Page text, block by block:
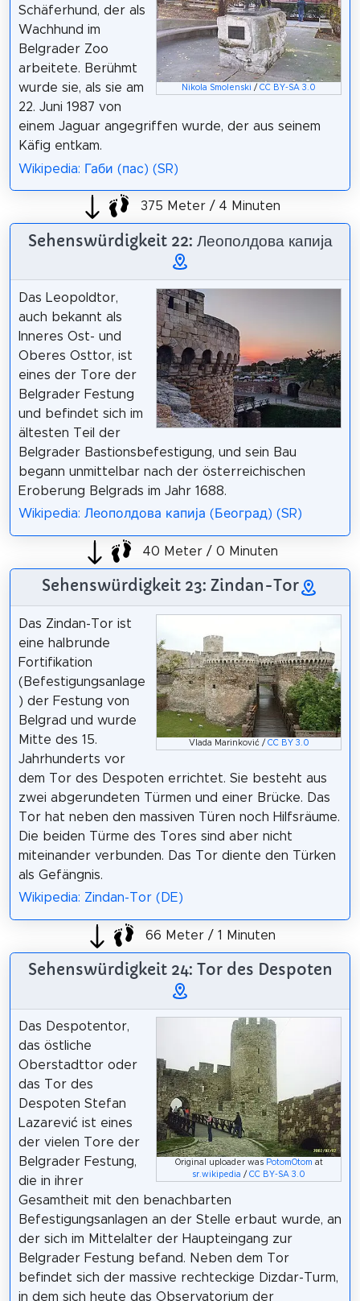
Nikola Smolenski /CC BY-SA 3.0
Schäferhund, der als
Wachhund im
Belgrader Zoo
arbeitete. Berühmt
wurde sie, als sie am
22. Juni 1987 von
einem Jaguar angegriffen wurde, der aus seinem
Käfig entkam.
Wikipedia: Габи (пас) (SR)
375 Meter / 4 Minuten
Sehenswürdigkeit 22: Леополдова капија
Das Leopoldtor,
auch bekannt als
Inneres Ost- und
Oberes Osttor, ist
eines der Tore der
Belgrader Festung
und befindet sich im
ältesten Teil der
Belgrader Bastionsbefestigung, und sein Bau
begann unmittelbar nach der österreichischen
Eroberung Belgrads im Jahr 1688.
Wikipedia: Леополдова капија (Београд) (SR)
40 Meter / 0 Minuten
Sehenswürdigkeit 23: Zindan-Tor
Vlada Marinković / CC BY 3.0
Das Zindan-Tor ist
eine halbrunde
Fortifikation
(Befestigungsanlage
) der Festung von
Belgrad und wurde
Mitte des 15.
Jahrhunderts vor
dem Tor des Despoten errichtet. Sie besteht aus
zwei abgerundeten Türmen und einer Brücke. Das
Tor hat neben den massiven Türen noch Hilfsräume.
Die beiden Türme des Tores sind aber nicht
miteinander verbunden. Das Tor diente den Türken
als Gefängnis.
Wikipedia: Zindan-Tor (DE)
66 Meter / 1 Minuten
Sehenswürdigkeit 24: Tor des Despoten
Original uploader was PotomOtom at
sr.wikipedia /CC BY-SA 3.0
Das Despotentor,
das östliche
Oberstadttor oder
das Tor des
Despoten Stefan
Lazarević ist eines
der vielen Tore der
Belgrader Festung,
die in ihrer
Gesamtheit mit den benachbarten
Befestigungsanlagen an der Stelle erbaut wurde, an
der sich im Mittelalter der Haupteingang zur
Belgrader Festung befand. Neben dem Tor
befindet sich der massive rechteckige Dizdar-Turm,
in dem sich heute das Observatorium der